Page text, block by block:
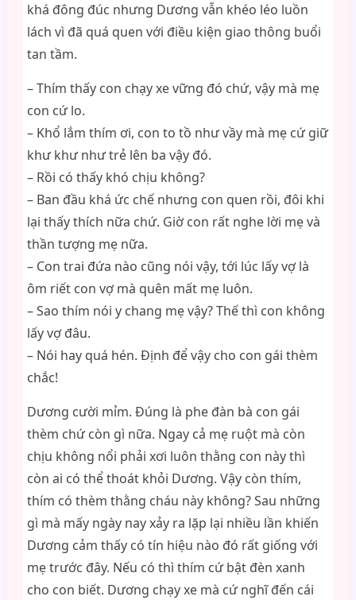
khá đông đúc nhưng Dương vẫn khéo léo luồn
lách vì đã quá quen với điều kiện giao thông buổi
tan tầm.
– Thím thấy con chạy xe vững đó chứ, vậy mà mẹ
con cứ lo.
– Khổ lắm thím ơi, con to tồ như vầy mà mẹ cứ giữ
khư khư như trẻ lên ba vậy đó.
– Rồi có thấy khó chịu không?
– Ban đầu khá ức chế nhưng con quen rồi, đôi khi
lại thấy thích nữa chứ. Giờ con rất nghe lời mẹ và
thần tượng mẹ nữa.
– Con trai đứa nào cũng nói vậy, tới lúc lấy vợ là
ôm riết con vợ mà quên mất mẹ luôn.
– Sao thím nói y chang mẹ vậy? Thế thì con không
lấy vợ đâu.
– Nói hay quá hén. Định để vậy cho con gái thèm
chắc!
Dương cười mỉm. Đúng là phe đàn bà con gái
thèm chứ còn gì nữa. Ngay cả mẹ ruột mà còn
chịu không nổi phải xơi luôn thằng con này thì
còn ai có thể thoát khỏi Dương. Vậy còn thím,
thím có thèm thằng cháu này không? Sau những
gì mà mấy ngày nay xảy ra lặp lại nhiều lần khiến
Dương cảm thấy có tín hiệu nào đó rất giống với
mẹ trước đây. Nếu có thì thím cứ bật đèn xanh
cho con biết. Dương chạy xe mà cứ nghĩ đến cái